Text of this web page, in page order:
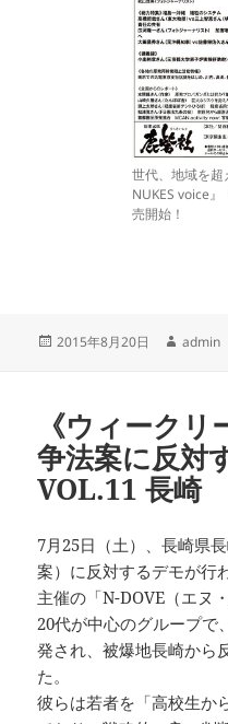
世代、地域を
NUKES voice
売開始！
投
2015年8月20日
作
admin
《ウィーク
争法案に反対
VOL.11 長崎
7月25日（土）、長崎県
案）に反対するデモが行
主催の「N-DOVE（エヌ
20代が中心のグループで
発され、被爆地長崎から
た。
彼らは若者を「高校生か